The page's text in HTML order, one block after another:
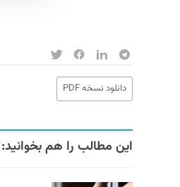
دانلود نسخه PDF
این مطالب را هم بخوانید: